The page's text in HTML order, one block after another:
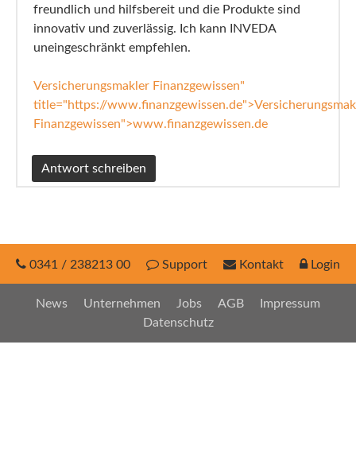
freundlich und hilfsbereit und die Produkte sind
innovativ und zuverlässig. Ich kann INVEDA
uneingeschränkt empfehlen.
Versicherungsmakler Finanzgewissen"
title="https://
Finanzgewissen">www.finanzgewissen.de
0341 / 238213 00 Support Kontakt Login
News Unternehmen Jobs AGB
Impressum
Datenschutz